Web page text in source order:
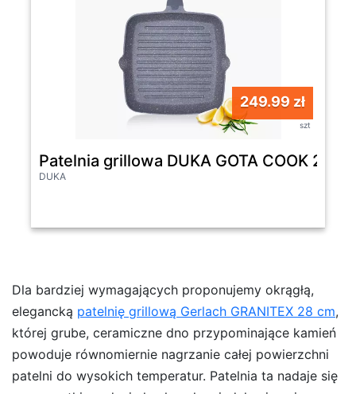
249.99 zł
szt
Patelnia grillowa DUKA GOTA COOK 28
DUKA
Dla bardziej wymagających proponujemy okrągłą,
elegancką patelnię grillową Gerlach GRANITEX 28 cm,
której grube, ceramiczne dno przypominające kamień
powoduje równomiernie nagrzanie całej powierzchni
patelni do wysokich temperatur. Patelnia ta nadaje się